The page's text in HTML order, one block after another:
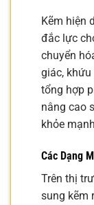
Kẽm hiện
đắc lực
chuyển
giác,
tổng hợp
nâng cao
khỏe
Các Dạng
Trên thị
sung kẽm